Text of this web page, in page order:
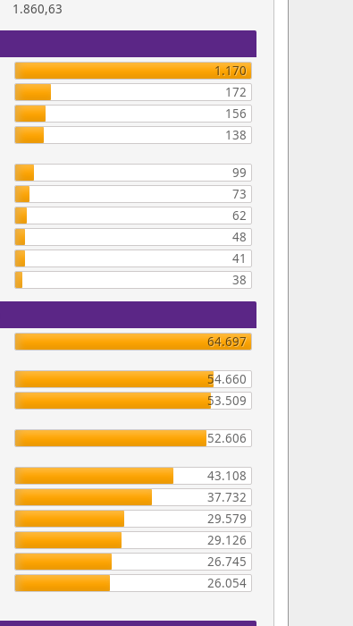
1.860,63
1.170
172
156
138
99
73
62
48
41
38
64.697
54.660
53.509
52.606
43.108
37.732
29.579
29.126
26.745
26.054